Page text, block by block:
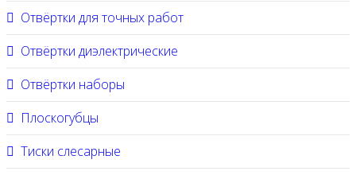
Отвёртки для точных работ
Отвёртки диэлектрические
Отвёртки наборы
Плоскогубцы
Тиски слесарные